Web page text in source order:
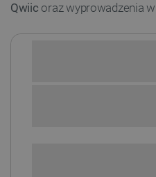
Qwiic oraz wyprowadzenia